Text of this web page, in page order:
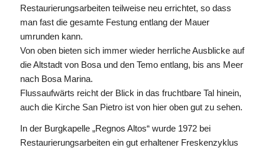
Restaurierungsarbeiten teilweise neu errichtet, so dass
man fast die gesamte Festung entlang der Mauer
umrunden kann.
Von oben bieten sich immer wieder herrliche Ausblicke auf
die Altstadt von Bosa und den Temo entlang, bis ans Meer
nach Bosa Marina.
Flussaufwärts reicht der Blick in das fruchtbare Tal hinein,
auch die Kirche San Pietro ist von hier oben gut zu sehen.
In der Burgkapelle „Regnos Altos“ wurde 1972 bei
Restaurierungsarbeiten ein gut erhaltener Freskenzyklus